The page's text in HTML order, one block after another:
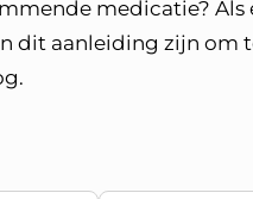
medicatie? Als
dit aanleiding zijn om